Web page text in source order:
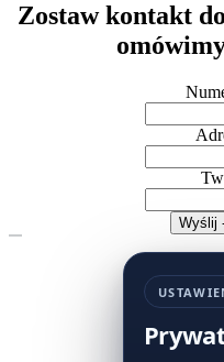
Zostaw kontakt
Wyślij
CENTRUM PREFERENCJI
Dostosuj